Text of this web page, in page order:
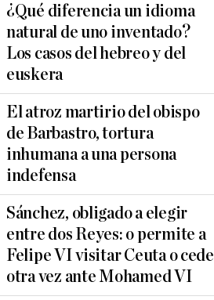
¿Qué diferencia un idioma
natural de uno inventado?
Los casos del hebreo y del
euskera
El atroz martirio del obispo
de Barbastro, tortura
inhumana a una persona
indefensa
Sánchez, obligado a elegir
entre dos Reyes: o permite a
Felipe VI visitar Ceuta o cede
otra vez ante Mohamed VI